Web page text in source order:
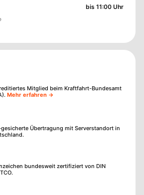
bis 11:00 Uhr
Mitglied beim Kraftfahrt-Bundesamt
. Mehr erfahren →
gesicherte Übertragung mit Serverstandort in
bundesweit zertifiziert von DIN